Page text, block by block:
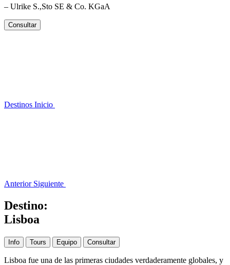
– Ulrike S.,Sto SE & Co. KGaA
Consultar
Destinos Inicio
Anterior Siguiente
Destino:
Lisboa
Info Tours Equipo Consultar
Lisboa fue una de las primeras ciudades verdaderamente globales, y